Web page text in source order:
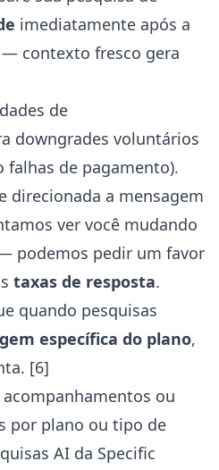
imediatamente após a
contexto fresco gera
de
downgrades voluntários
falhas de pagamento).
direcionada a mensagem
ver você mudando
podemos pedir um favor
taxas de resposta.
quando pesquisas
específica do plano,
[6]
ou
por plano ou tipo de
AI da Specific